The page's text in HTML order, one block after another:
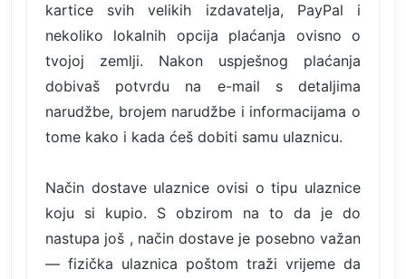
kartice svih velikih izdavatelja, PayPal i
nekoliko lokalnih opcija plaćanja ovisno o
tvojoj zemlji. Nakon uspješnog plaćanja
dobivaš potvrdu na e-mail s detaljima
narudžbe, brojem narudžbe i informacijama o
tome kako i kada ćeš dobiti samu ulaznicu.
Način dostave ulaznice ovisi o tipu ulaznice
koju si kupio. S obzirom na to da je do
nastupa još , način dostave je posebno važan
— fizička ulaznica poštom traži vrijeme da